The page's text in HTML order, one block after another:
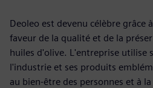
Deoleo est devenu célèbre grâce
faveur de la qualité et de la
huiles d'olive. L'entreprise utilise
l'industrie et ses produits
au bien-être des personnes et à